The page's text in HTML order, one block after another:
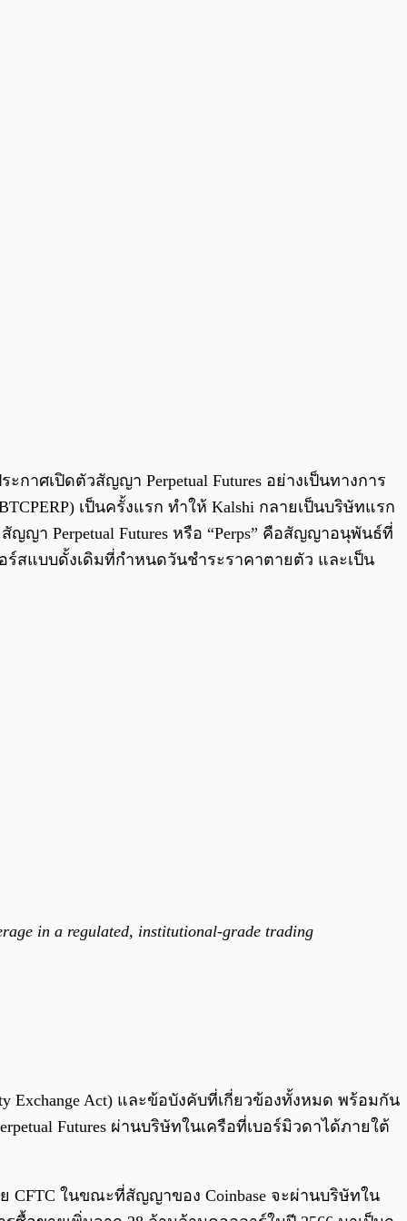
ศเปิดตัวสัญญา Perpetual Futures อย่างเป็นทางการ
เป็นครั้งแรก ทำให้ Kalshi กลายเป็นบริษัทแรก
า Perpetual Futures หรือ “Perps” คือสัญญาอนุพันธ์ที่
สแบบดั้งเดิมที่กำหนดวันชำระราคาตายตัว และเป็น
in a regulated, institutional-grade trading
Act) และข้อบังคับที่เกี่ยวข้องทั้งหมด พร้อมกัน
Futures ผ่านบริษัทในเครือที่เบอร์มิวดาได้ภายใต้
ในขณะที่สัญญาของ Coinbase จะผ่านบริษัทใน